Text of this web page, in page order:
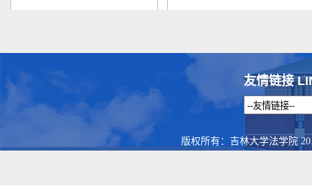
友情链接
版权所有：吉林大学法学院